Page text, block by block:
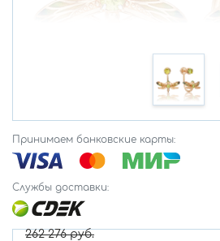
Принимаем банковские карты:
Службы доставки:
262 276руб.